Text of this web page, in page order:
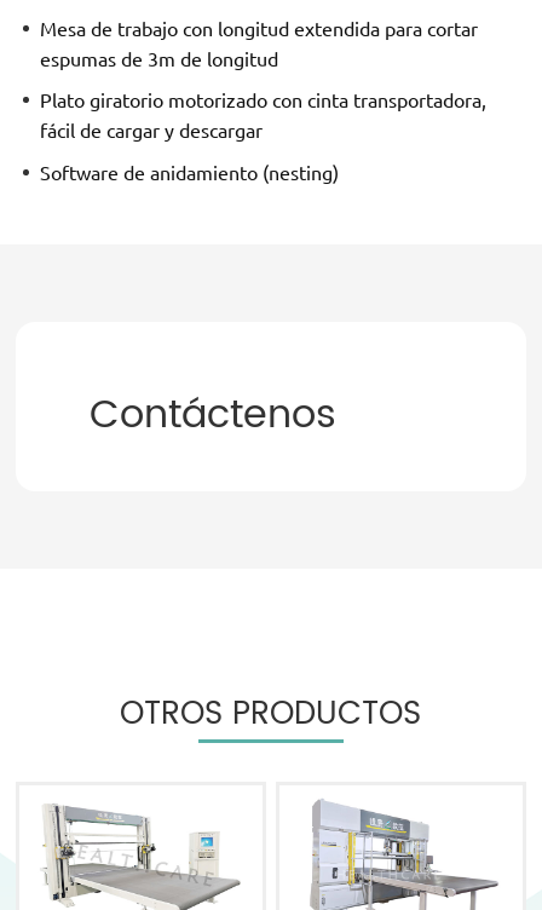
Mesa de trabajo con longitud extendida para cortar
espumas de 3m de longitud
Plato giratorio motorizado con cinta transportadora,
fácil de cargar y descargar
Software de anidamiento (nesting)
Contáctenos
OTROS PRODUCTOS